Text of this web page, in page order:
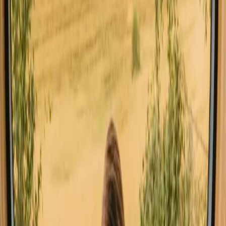
Opphold med badstue i Portugal
Opphold med fiskemuligheter i Portugal
Opphold med vinsmaking i Portugal
Opphold nær en innsjø i Portugal
Opphold nær fjell i Portugal
Godt å vite før du booker opphold nær
havet i Portugal
Når du planlegger opphold med hav, er det lurt å bestille i god tid,
spesielt i høysesongen. Vær oppmerksom på at noen strender kan ha
spesifikke regler for bruk, så sjekk lokal informasjon. Offentlig
transport er tilgjengelig, men leiebil kan gi deg større frihet til å
utforske.
Finn steder som passer din måte å
oppleve naturen på
Kjæledyrvennlig (12 opphold)
Unike tilbud (21 opphold)
Badstu (5 opphold)
Badestamp / villmarksbad (9 opphold)
Opplev opphold nær havet i Portugal